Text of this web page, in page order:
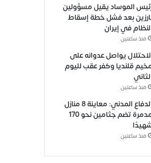
الموساد يقيل مسؤولين
بعد فشل خطة إسقاط
في إيران
منذ ساعتين
يواصل عدوانه على
قلنديا وكفر عقب لليوم
منذ ساعتين
الدفاع المدني: معاينة 8 منازل
مدمرة تضم جثامين نحو 170
منذ ساعتين